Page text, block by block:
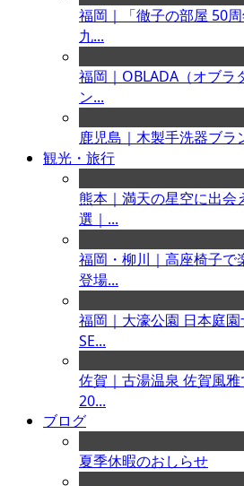
福岡｜「徹子の部屋 50
九...
福岡｜OBLADA（オブラ
ン...
鹿児島｜木製手洗器ブラ
観光・旅行
熊本｜満天の星空に出会
選｜...
福岡・柳川｜高座椅子で
登場...
福岡｜大濠公園 日本庭
SE...
佐賀｜古湯温泉 佐賀風
20...
ブログ
夏季休暇のおしらせ